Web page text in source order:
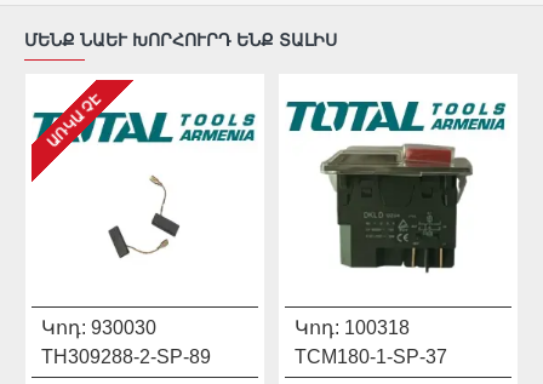
ՄԵՆՔ ՆԱԵՒ ԽՈՐՀՈՒՐԴ ԵՆՔ ՏԱԼԻՍ
ԱՌԿԱ ՉԷ
Կոդ: 930030
TH309288-2-SP-89
Կոդ: 100318
TCM180-1-SP-37